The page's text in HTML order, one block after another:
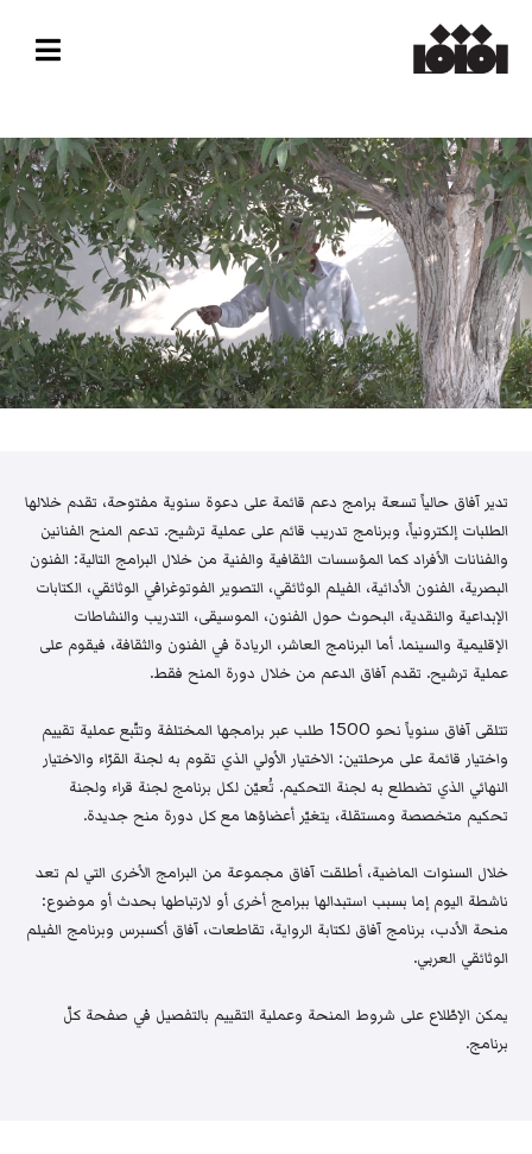
تدير آفاق حالياً تسعة برامج دعم قائمة على دعوة سنوية مفتوحة، تقدم خلالها
الطلبات إلكترونياً، وبرنامج تدريب قائم على عملية ترشيح. تدعم المنح الفنانين
والفنانات الأفراد كما المؤسسات الثقافية والفنية من خلال البرامج التالية: الفنون
البصرية، الفنون الأدائية، الفيلم الوثائقي، التصوير الفوتوغرافي الوثائقي، الكتابات
الإبداعية والنقدية، البحوث حول الفنون، الموسيقى، التدريب والنشاطات
الإقليمية والسينما. أما البرنامج العاشر، الريادة في الفنون والثقافة، فيقوم على
عملية ترشيح. تقدم آفاق الدعم من خلال دورة المنح فقط.
تتلقى آفاق سنوياً نحو 1500 طلب عبر برامجها المختلفة وتتّبع عملية تقييم
واختيار قائمة على مرحلتين: الاختيار الأولي الذي تقوم به لجنة القرّاء والاختيار
النهائي الذي تضطلع به لجنة التحكيم. تُعيّن لكل برنامج لجنة قراء ولجنة
تحكيم متخصصة ومستقلة، يتغيّر أعضاؤها مع كل دورة منح جديدة.
خلال السنوات الماضية، أطلقت آفاق مجموعة من البرامج الأخرى التي لم تعد
ناشطة اليوم إما بسبب استبدالها ببرامج أخرى أو لارتباطها بحدث أو موضوع:
منحة الأدب، برنامج آفاق لكتابة الرواية، تقاطعات، آفاق أكسبرس وبرنامج الفيلم
الوثائقي العربي.
يمكن الإطّلاع على شروط المنحة وعملية التقييم بالتفصيل في صفحة كلّ
برنامج.